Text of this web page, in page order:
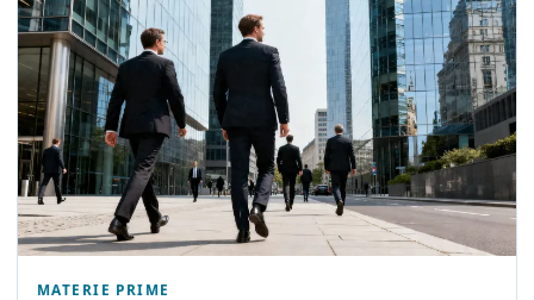
MATERIE PRIME